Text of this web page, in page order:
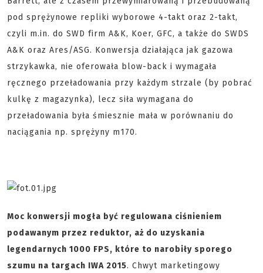
pod sprężynowe repliki wyborowe 4-takt oraz 2-takt,
czyli m.in. do SWD firm A&K, Koer, GFC, a także do SWDS
A&K oraz Ares/ASG. Konwersja działająca jak gazowa
strzykawka, nie oferowała blow-back i wymagała
ręcznego przeładowania przy każdym strzale (by pobrać
kulkę z magazynka), lecz siła wymagana do
przeładowania była śmiesznie mała w porównaniu do
naciągania np. sprężyny m170.
Moc konwersji mogła być regulowana ciśnieniem
podawanym przez reduktor, aż do uzyskania
legendarnych 1000 FPS, które to narobiły sporego
szumu na targach IWA 2015. Chwyt marketingowy